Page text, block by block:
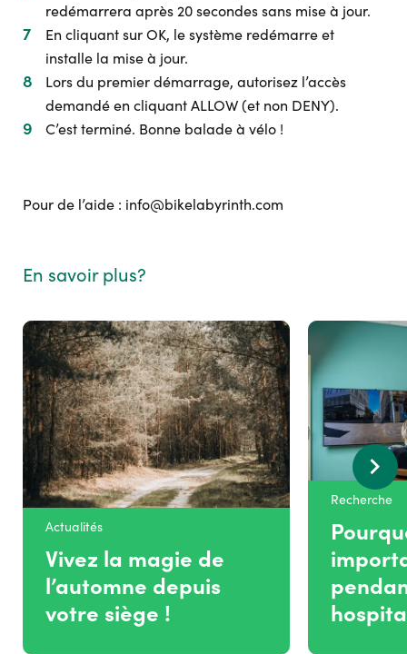
redémarrera après 20 secondes sans mise à jour.
En cliquant sur OK, le système redémarre et
installe la mise à jour.
Lors du premier démarrage, autorisez l’accès
demandé en cliquant ALLOW (et non DENY).
C’est terminé. Bonne balade à vélo !
Pour de l’aide : info@bikelabyrinth.com
En savoir plus?
Actualités
Vivez la magie de
l’automne depuis
votre siège !
Recherche